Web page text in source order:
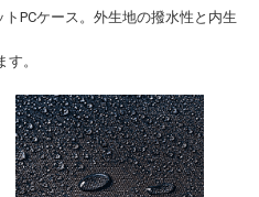
PCケース。外生地の撥水性と内生
。